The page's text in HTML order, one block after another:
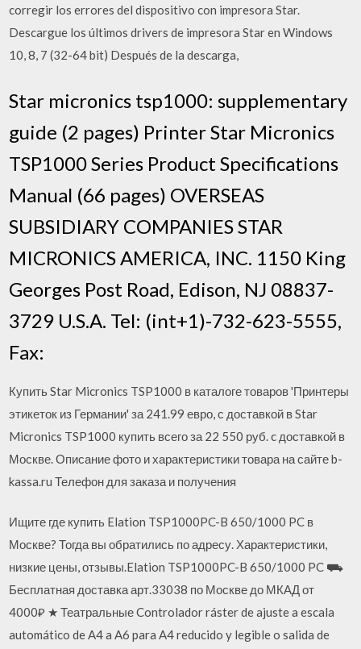
corregir los errores del dispositivo con impresora Star.
Descargue los últimos drivers de impresora Star en Windows
10, 8, 7 (32-64 bit) Después de la descarga,
Star micronics tsp1000: supplementary
guide (2 pages) Printer Star Micronics
TSP1000 Series Product Specifications
Manual (66 pages) OVERSEAS
SUBSIDIARY COMPANIES STAR
MICRONICS AMERICA, INC. 1150 King
Georges Post Road, Edison, NJ 08837-
3729 U.S.A. Tel: (int+1)-732-623-5555,
Fax:
Купить Star Micronics TSP1000 в каталоге товаров 'Принтеры
этикеток из Германии' за 241.99 евро, с доставкой в Star
Micronics TSP1000 купить всего за 22 550 руб. c доставкой в
Москве. Описание фото и характеристики товара на сайте b-
kassa.ru Телефон для заказа и получения
Ищите где купить Elation TSP1000PC-B 650/1000 PC в
Москве? Тогда вы обратились по адресу. Характеристики,
низкие цены, отзывы.Elation TSP1000PC-B 650/1000 PC ⛟
Бесплатная доставка арт.33038 по Москве до МКАД от
4000₽ ★ Театральные Controlador ráster de ajuste a escala
automático de A4 a A6 para A4 reducido y legible o salida de